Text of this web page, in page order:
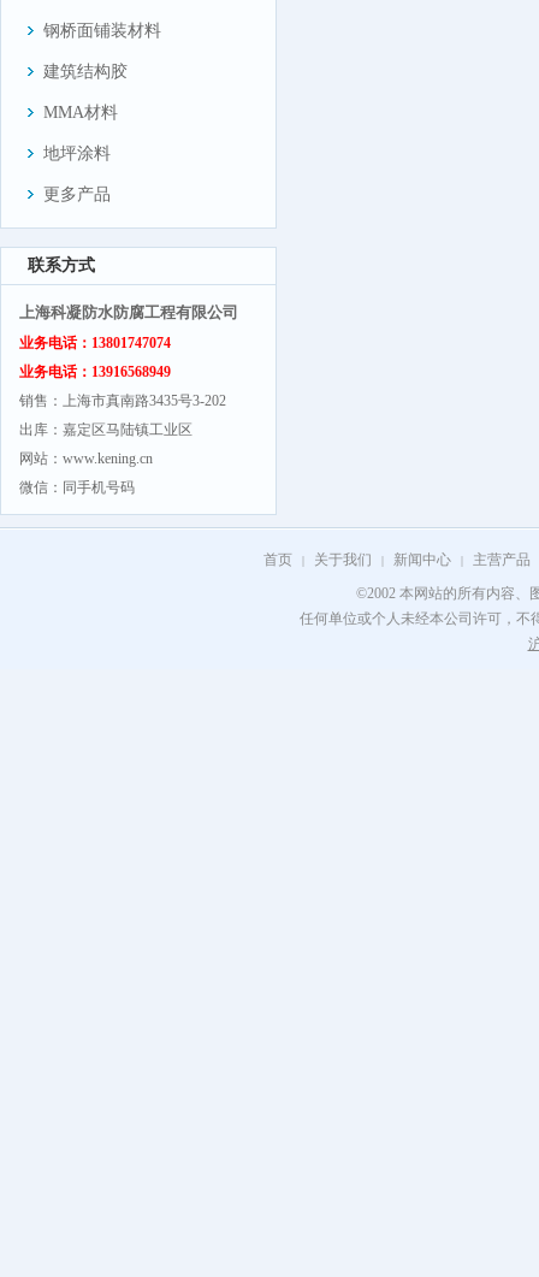
钢桥面铺装材料
建筑结构胶
MMA材料
地坪涂料
更多产品
联系方式
上海科凝防水防腐工程有限公司
业务电话：13801747074
业务电话：13916568949
销售：上海市真南路3435号3-202
出库：嘉定区马陆镇工业区
网站：www.kening.cn
微信：同手机号码
首页 | 关于我们 | 新闻中心 |
主营产品
©2002 本网站的所有内容、
任何单位或个人未经本公司许可，不